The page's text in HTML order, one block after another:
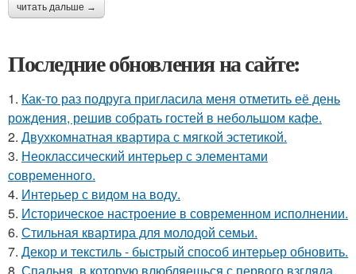
читать дальше →
Последние обновления на сайте:
1. Как-то раз подруга пригласила меня отметить её день
рождения, решив собрать гостей в небольшом кафе.
2. Двухкомнатная квартира с мягкой эстетикой.
3. Неоклассический интерьер с элементами
современного.
4. Интерьер с видом на воду.
5. Историческое настроение в современном исполнении.
6. Стильная квартира для молодой семьи.
7. Декор и текстиль - быстрый способ интерьер обновить.
8. Спальня, в которую влюбляешься с первого взгляда.